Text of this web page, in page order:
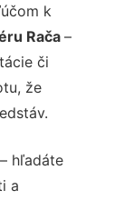
k
Rača –
či
že
– hľadáte
a